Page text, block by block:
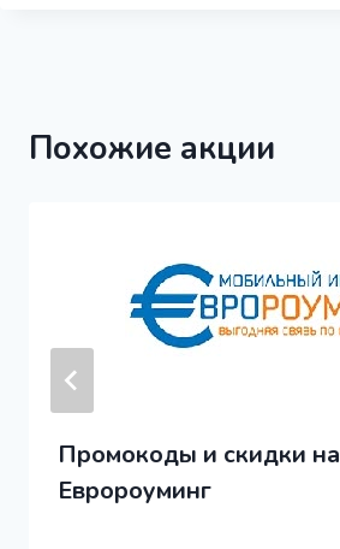
Похожие акции
Промокоды и скидки на
Евророуминг